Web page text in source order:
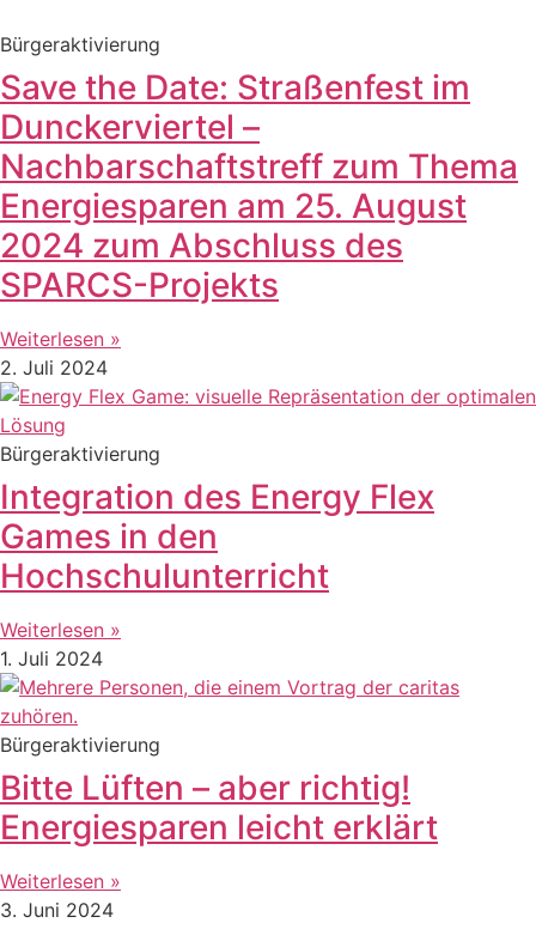
Bürgeraktivierung
Save the Date: Straßenfest im
Dunckerviertel –
Nachbarschaftstreff zum Thema
Energiesparen am 25. August
2024 zum Abschluss des
SPARCS-Projekts
Weiterlesen »
2. Juli 2024
Bürgeraktivierung
Integration des Energy Flex
Games in den
Hochschulunterricht
Weiterlesen »
1. Juli 2024
Bürgeraktivierung
Bitte Lüften – aber richtig!
Energiesparen leicht erklärt
Weiterlesen »
3. Juni 2024